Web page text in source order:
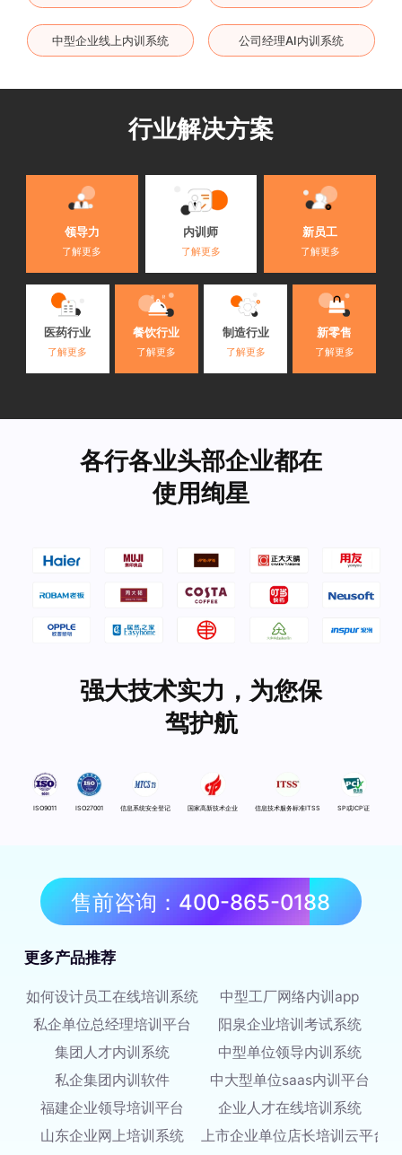
中型企业线上内训系统 公司经理AI内训系统
行业解决方案
领导力
了解更多
内训师
了解更多
新员工
了解更多
医药行业
了解更多
餐饮行业
了解更多
制造行业
了解更多
新零售
了解更多
各行各业头部企业都在
使用绚星
强大技术实力，为您保
驾护航
ISO9011 ISO27001 信息系统安全登记 国家高新技术企业 信息技术服务标准ITSS SP或ICP证
售前咨询：400-865-0188
更多产品推荐
如何设计员工在线培训系统
中型工厂网络内训app
私企单位总经理培训平台
阳泉企业培训考试系统
集团人才内训系统
中型单位领导内训系统
私企集团内训软件
中大型单位saas内训平台
福建企业领导培训平台
企业人才在线培训系统
山东企业网上培训系统
上市企业单位店长培训云平台